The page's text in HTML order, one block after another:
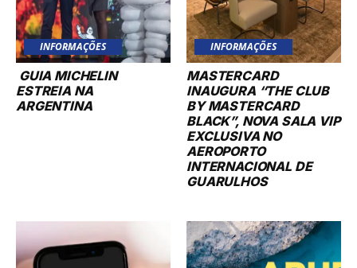
INFORMAÇÕES
GUIA MICHELIN
ESTREIA NA
ARGENTINA
INFORMAÇÕES
MASTERCARD
INAUGURA “THE CLUB
BY MASTERCARD
BLACK”, NOVA SALA VIP
EXCLUSIVA NO
AEROPORTO
INTERNACIONAL DE
GUARULHOS